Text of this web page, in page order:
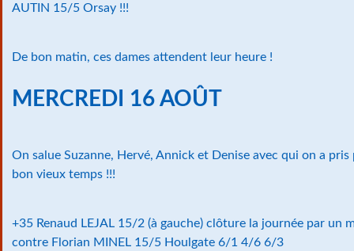
AUTIN 15/5 Orsay !!!
De bon matin, ces dames attendent leur heure !
MERCREDI 16 AOÛT
On salue Suzanne, Hervé, Annick et Denise avec qui on a
bon vieux temps !!!
+35 Renaud LEJAL 15/2 (à gauche) clôture la journée par un
contre Florian MINEL 15/5 Houlgate 6/1 4/6 6/3